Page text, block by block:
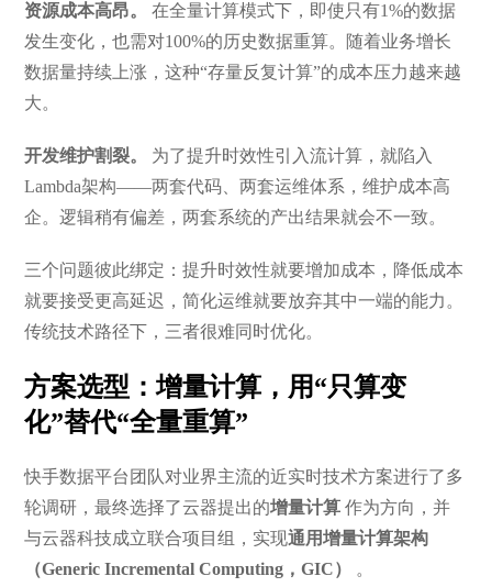
资源成本高昂。
在全量计算模式下，即使只有1%的数据
发生变化，也需对100%的历史数据重算。随着业务增长
数据量持续上涨，这种“存量反复计算”的成本压力越来越
大。
开发维护割裂。
为了提升时效性引入流计算，就陷入
Lambda架构——两套代码、两套运维体系，维护成本高
企。逻辑稍有偏差，两套系统的产出结果就会不一致。
三个问题彼此绑定：提升时效性就要增加成本，降低成本
就要接受更高延迟，简化运维就要放弃其中一端的能力。
传统技术路径下，三者很难同时优化。
方案选型：增量计算，用“只算变
化”替代“全量重算”
快手数据平台团队对业界主流的近实时技术方案进行了多
轮调研，最终选择了云器提出的增量计算 作为方向，并
与云器科技成立联合项目组，实现通用增量计算架构
（Generic Incremental Computing，GIC）
。